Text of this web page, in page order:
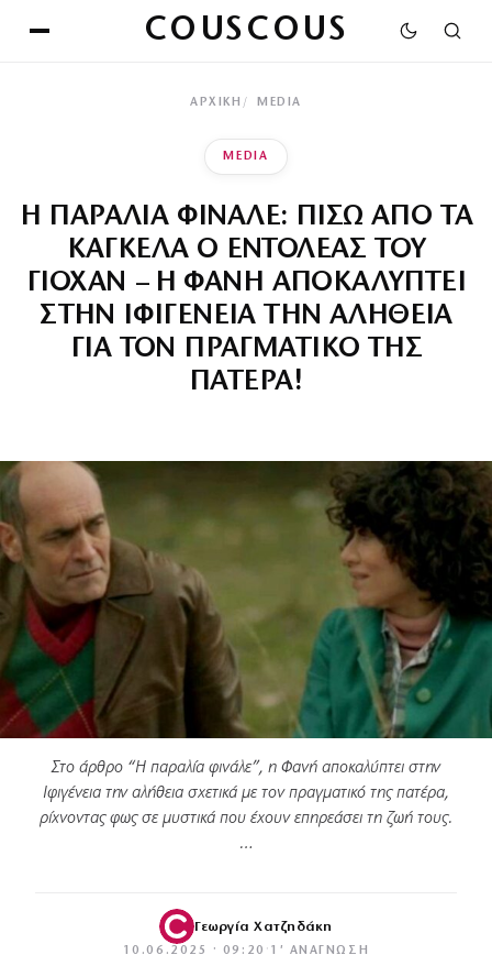
COUSCOUS
ΑΡΧΙΚΉ MEDIA
MEDIA
Η ΠΑΡΑΛΙΑ ΦΙΝΑΛΕ: ΠΙΣΩ ΑΠΟ ΤΑ
ΚΑΓΚΕΛΑ Ο ΕΝΤΟΛΕΑΣ ΤΟΥ
ΓΙΟΧΑΝ – Η ΦΑΝΗ ΑΠΟΚΑΛΥΠΤΕΙ
ΣΤΗΝ ΙΦΙΓΕΝΕΙΑ ΤΗΝ ΑΛΗΘΕΙΑ
ΓΙΑ ΤΟΝ ΠΡΑΓΜΑΤΙΚΟ ΤΗΣ
ΠΑΤΕΡΑ!
Στο άρθρο “Η παραλία φινάλε”, η Φανή αποκαλύπτει στην
Ιφιγένεια την αλήθεια σχετικά με τον πραγματικό της πατέρα,
ρίχνοντας φως σε μυστικά που έχουν επηρεάσει τη ζωή τους.
…
Γεωργία Χατζηδάκη
10.06.2025 · 09:20 · 1′ ΑΝΆΓΝΩΣΗ